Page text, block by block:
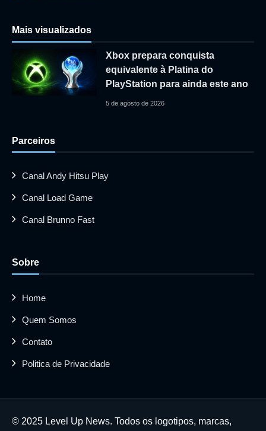
Mais visualizados
Xbox prepara conquista
equivalente à Platina do
PlayStation para ainda este ano
5 de agosto de 2026
Parceiros
Canal Andy Hitsu Play
Canal Load Game
Canal Brunno Fast
Sobre
Home
Quem Somos
Contato
Politica de Privacidade
© 2025 Level Up News. Todos os logotipos, marcas,